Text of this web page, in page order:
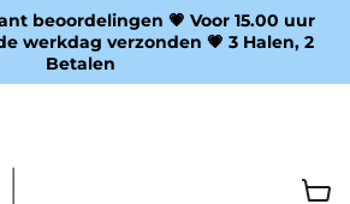
beoordelingen 💗 Voor 15.00 uur
werkdag verzonden 💗 3 Halen, 2
Betalen